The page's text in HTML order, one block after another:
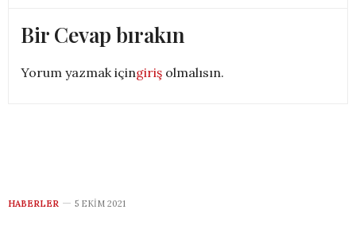
Bir Cevap bırakın
Yorum yazmak içingiriş olmalısın.
HABERLER 5 EKIM 2021